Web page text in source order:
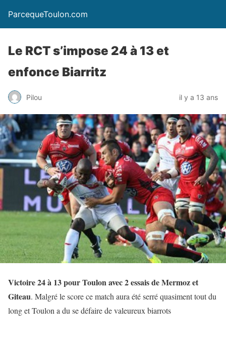
ParcequeToulon.com
Le RCT s’impose 24 à 13 et
enfonce Biarritz
Pilou il y a 13 ans
Victoire 24 à 13 pour Toulon avec 2 essais de Mermoz et
Giteau. Malgré le score ce match aura été serré quasiment tout du
long et Toulon a du se défaire de valeureux biarrots